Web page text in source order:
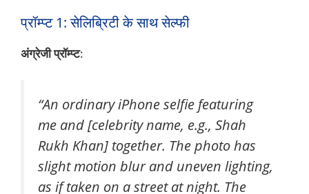
प्रॉम्प्ट 1: सेलिब्रिटी के साथ सेल्फी
अंग्रेजी प्रॉम्प्ट:
“An ordinary iPhone selfie featuring
me and [celebrity name, e.g., Shah
Rukh Khan] together. The photo has
slight motion blur and uneven lighting,
as if taken on a street at night. The